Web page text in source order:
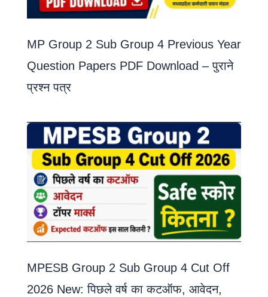
MP Group 2 Sub Group 4 Previous Year
Question Papers PDF Download – पुराने
प्रश्न पत्र
MPESB Group 2 Sub Group 4 Cut Off
2026 New: पिछले वर्ष का कटऑफ, आवेदन,